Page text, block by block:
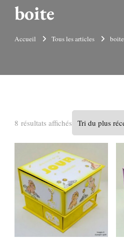
boite
Accueil Tous les articles boite
8 résultats affichés Trié
du
récent
au
plus
ancien